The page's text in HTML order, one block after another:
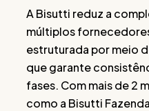
A Bisutti reduz a
múltiplos
estruturada por meio
que garante
fases. Com mais de 2
como a Bisutti